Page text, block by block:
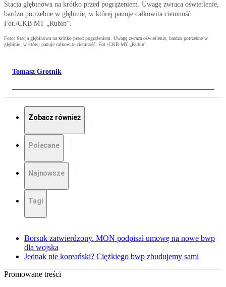
Stacja głębinowa na krótko przed pogrążeniem. Uwagę zwraca oświetlenie,
bardzo potrzebne w głębinie, w której panuje całkowita ciemność.
Fot./CKB MT „Rubin”.
Foto: Stacja głębinowa na krótko przed pogrążeniem. Uwagę zwraca oświetlenie, bardzo potrzebne w
głębinie, w której panuje całkowita ciemność. Fot./CKB MT „Rubin”.
Tomasz Grotnik
Zobacz również
Polecane
Najnowsze
Tagi
Borsuk zatwierdzony. MON podpisał umowę na nowe bwp
dla wojska
Jednak nie koreański? Ciężkiego bwp zbudujemy sami
Promowane treści